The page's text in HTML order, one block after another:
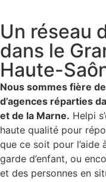
Un réseau
dans le
Haute-
Nous sommes fière
d’agences réparties
et de la Marne. Helpi
haute qualité pour
que ce soit pour l’aide
garde d’enfant, ou
et des personnes en